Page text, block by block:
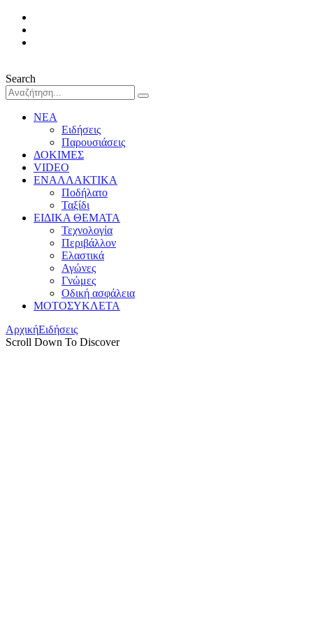
Search
ΝΕΑ
Ειδήσεις
Παρουσιάσεις
ΔΟΚΙΜΕΣ
VIDEO
ΕΝΑΛΛΑΚΤΙΚΑ
Ποδήλατο
Ταξίδι
ΕΙΔΙΚΑ ΘΕΜΑΤΑ
Τεχνολογία
Περιβάλλον
Ελαστικά
Αγώνες
Γνώμες
Οδική ασφάλεια
ΜΟΤΟΣΥΚΛΕΤΑ
ΑρχικήΕιδήσεις
Scroll Down To Discover